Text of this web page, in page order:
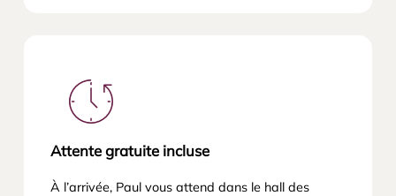
Attente gratuite incluse
À l’arrivée, Paul vous attend dans le hall des